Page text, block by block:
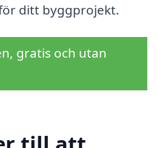
ditt byggprojekt.
gratis och utan